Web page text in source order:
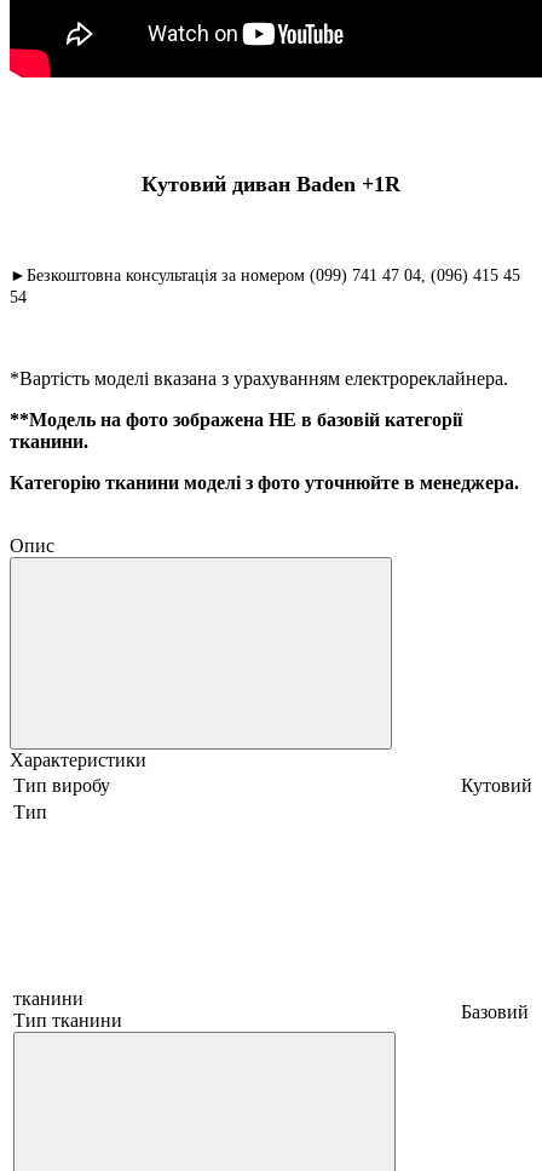
Кутовий диван Baden +1R
►Безкоштовна консультація за номером (099) 741 47 04, (096) 415 45
54
*Вартість моделі вказана з урахуванням електрореклайнера.
**Модель на фото зображена НЕ в базовій категорії
тканини.
Категорію тканини моделі з фото уточнюйте в менеджера.
Опис
Характеристики
Тип виробу
Кутовий
Тип
тканини
Тип тканини
Базовий